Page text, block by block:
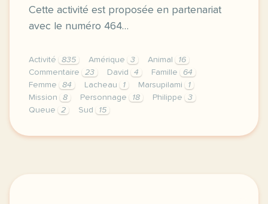
Cette activité est proposée en partenariat
avec le numéro 464…
Activité 835 Amérique 3 Animal
16
Commentaire
23 David 4 Famille
64
Femme
84 Lacheau 1 Marsupilami
1
Mission
8 Personnage 18 Philippe
3
Queue
2 Sud 15
exercice b1 cinema le marsupilami est de retour